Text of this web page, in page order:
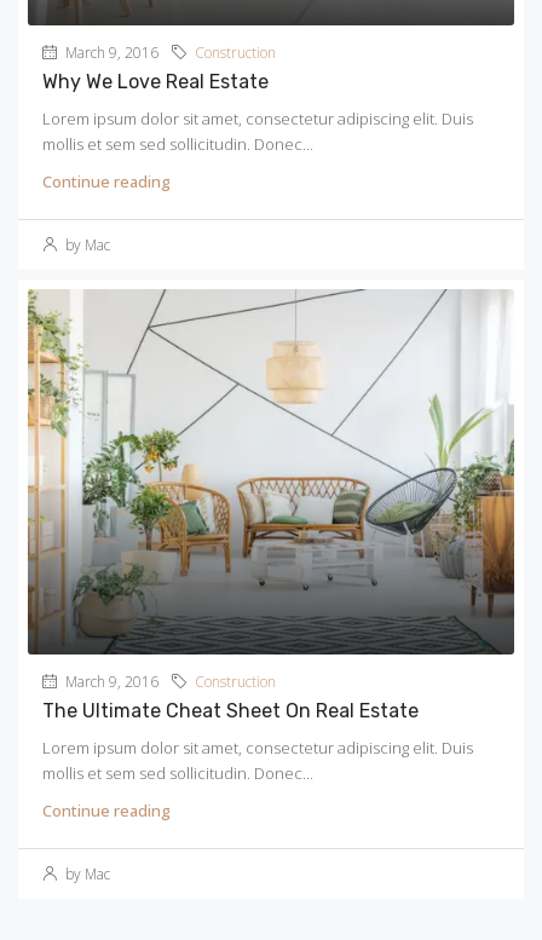
March 9, 2016 Construction
Why We Love Real Estate
Lorem ipsum dolor sit amet, consectetur adipiscing elit. Duis
mollis et sem sed sollicitudin. Donec...
Continue reading
by Mac
March 9, 2016 Construction
The Ultimate Cheat Sheet On Real Estate
Lorem ipsum dolor sit amet, consectetur adipiscing elit. Duis
mollis et sem sed sollicitudin. Donec...
Continue reading
by Mac